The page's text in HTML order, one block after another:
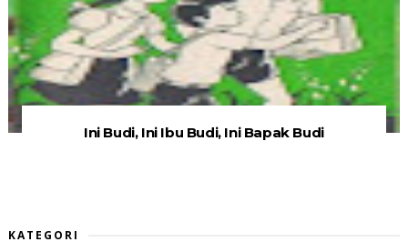
Ini Budi, Ini Ibu Budi, Ini Bapak Budi
KATEGORI